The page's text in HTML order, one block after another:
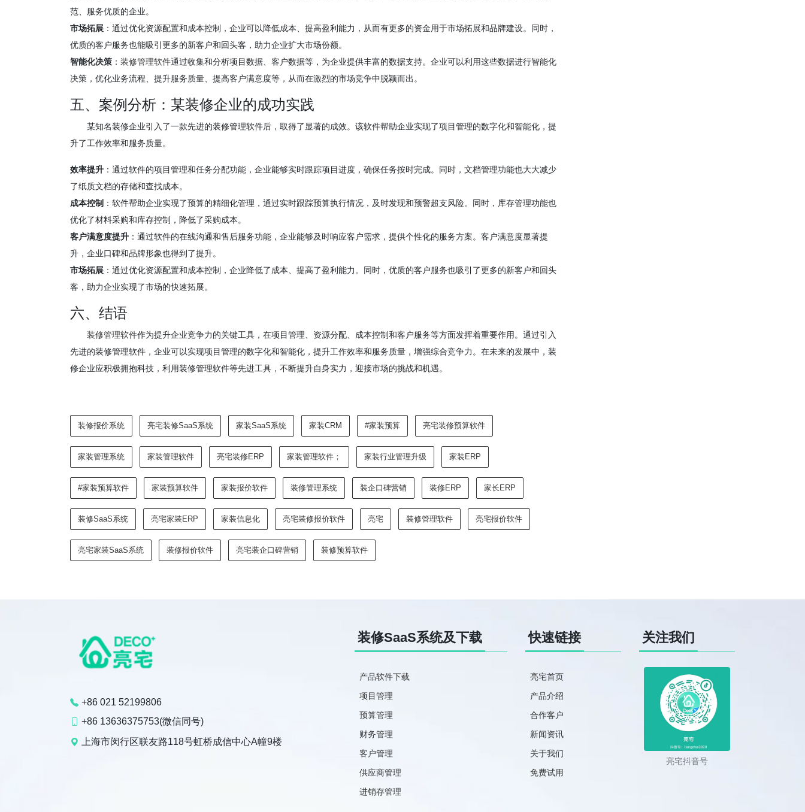
范、服务优质的企业。
市场拓展 ：通过优化资源配置和成本控制，企业可以降低成本、提高盈利能力，从而有更多的资金用于市场拓展和品牌建设。同时，
优质的客户服务也能吸引更多的新客户和回头客，助力企业扩大市场份额。
智能化决策 ： 装修管理软件通过收集和分析项目数据、客户数据等，为企业提供丰富的数据支持。企业可以利用这些数据进行智能化
决策，优化业务流程、提升服务质量、提高客户满意度等，从而在激烈的市场竞争中脱颖而出。
五、案例分析：某装修企业的成功实践
某知名装修企业引入了一款先进的装修管理软件后，取得了显著的成效。该软件帮助企业实现了项目管理的数字化和智能化，提
升了工作效率和服务质量。
效率提升 ：通过软件的项目管理和任务分配功能，企业能够实时跟踪项目进度，确保任务按时完成。同时，文档管理功能也大大减少
了纸质文档的存储和查找成本。
成本控制 ：软件帮助企业实现了预算的精细化管理，通过实时跟踪预算执行情况，及时发现和预警超支风险。同时，库存管理功能也
优化了材料采购和库存控制，降低了采购成本。
客户满意度提升 ：通过软件的在线沟通和售后服务功能，企业能够及时响应客户需求，提供个性化的服务方案。客户满意度显著提
升，企业口碑和品牌形象也得到了提升。
市场拓展 ：通过优化资源配置和成本控制，企业降低了成本、提高了盈利能力。同时，优质的客户服务也吸引了更多的新客户和回头
客，助力企业实现了市场的快速拓展。
六、结语
装修管理软件作为提升企业竞争力的关键工具，在项目管理、资源分配、成本控制和客户服务等方面发挥着重要作用。通过引入
先进的装修管理软件，企业可以实现项目管理的数字化和智能化，提升工作效率和服务质量，增强综合竞争力。在未来的发展中，装
修企业应积极拥抱科技，利用装修管理软件等先进工具，不断提升自身实力，迎接市场的挑战和机遇。
装修报价系统 亮宅装修SaaS系统 家装SaaS系统 家装CRM #家装预算 亮宅装修预算软件
家装管理系统 家装管理软件 亮宅装修ERP 家装管理软件； 家装行业管理升级 家装ERP
#家装预算软件 家装预算软件 家装报价软件 装修管理系统 装企口碑营销 装修ERP 家长ERP
装修SaaS系统 亮宅家装ERP 家装信息化 亮宅装修报价软件 亮宅 装修管理软件 亮宅报价软件
亮宅家装SaaS系统 装修报价软件 亮宅装企口碑营销 装修预算软件
+86 021 52199806
+86 13636375753(微信同号)
上海市闵行区联友路118号虹桥成信中心A幢9楼
装修SaaS系统及下载
产品软件下载
项目管理
预算管理
财务管理
客户管理
供应商管理
进销存管理
快速链接
亮宅首页
产品介绍
合作客户
新闻资讯
关于我们
免费试用
关注我们
亮宅抖音号